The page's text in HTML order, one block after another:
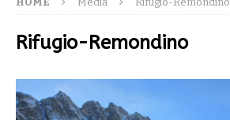
Rifugio-Remondino